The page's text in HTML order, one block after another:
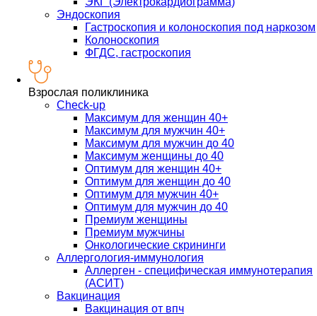
Эндоскопия
Гастроскопия и колоноскопия под наркозом
Колоноскопия
ФГДС, гастроскопия
Взрослая поликлиника
Check-up
Максимум для женщин 40+
Максимум для мужчин 40+
Максимум для мужчин до 40
Максимум женщины до 40
Оптимум для женщин 40+
Оптимум для женщин до 40
Оптимум для мужчин 40+
Оптимум для мужчин до 40
Премиум женщины
Премиум мужчины
Онкологические скрининги
Аллергология-иммунология
Аллерген - специфическая иммунотерапия
(АСИТ)
Вакцинация
Вакцинация от впч